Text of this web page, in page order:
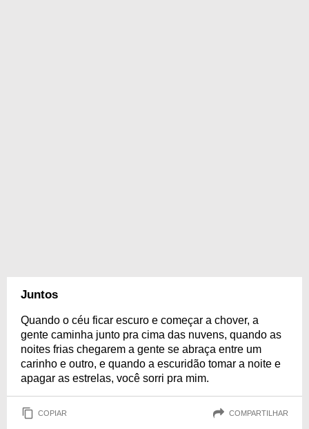
Juntos
Quando o céu ficar escuro e começar a chover, a
gente caminha junto pra cima das nuvens, quando as
noites frias chegarem a gente se abraça entre um
carinho e outro, e quando a escuridão tomar a noite e
apagar as estrelas, você sorri pra mim.
COPIAR COMPARTILHAR